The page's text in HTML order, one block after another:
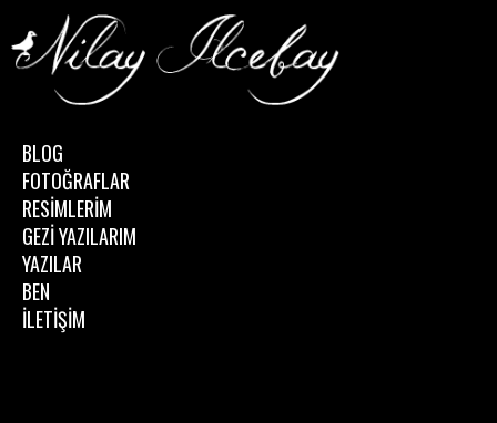
BLOG
FOTOĞRAFLAR
RESİMLERİM
GEZİ YAZILARIM
YAZILAR
BEN
İLETİŞİM